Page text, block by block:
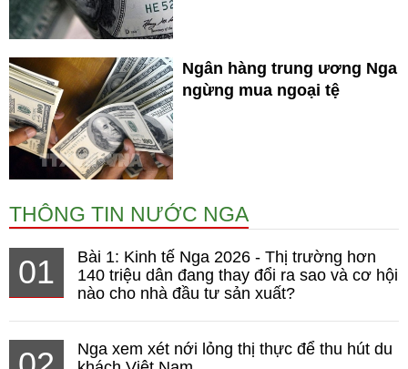
Ngân hàng trung ương Nga
ngừng mua ngoại tệ
THÔNG TIN NƯỚC NGA
01
Bài 1: Kinh tế Nga 2026 - Thị trường hơn
140 triệu dân đang thay đổi ra sao và cơ hội
nào cho nhà đầu tư sản xuất?
Nga xem xét nới lỏng thị thực để thu hút du